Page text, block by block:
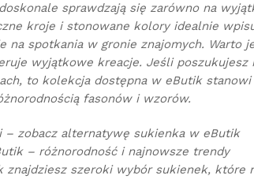
sprawdzają się zarówno na
kroje i stonowane kolory idealnie
na spotkania w gronie znajomych. Warto
wyjątkowe kreacje. Jeśli poszukujesz
to kolekcja dostępna w eButik stanowi
fasonów i wzorów.
zobacz alternatywę sukienka w eButik
– różnorodność i najnowsze trendy
szeroki wybór sukienek, które